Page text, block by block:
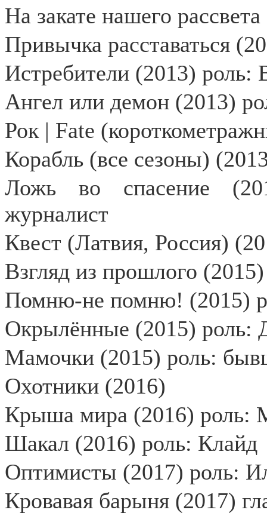
На закате нашего
Привычка расставаться
Истребители (2013) роль:
Ангел или демон (2013)
Рок | Fate
Корабль (все сезоны)
Ложь во спасение
журналист
Квест (Латвия, Россия)
Взгляд из прошлого
Помню-не помню! (2015)
Окрылённые (2015) роль:
Мамочки (2015) роль:
Охотники (2016)
Крыша мира (2016) роль:
Шакал (2016) роль: Клайд
Оптимисты (2017) роль:
Кровавая барыня (2017)